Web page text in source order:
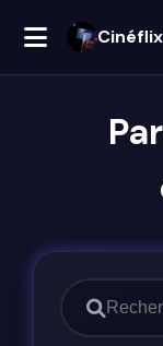
Cinéflix